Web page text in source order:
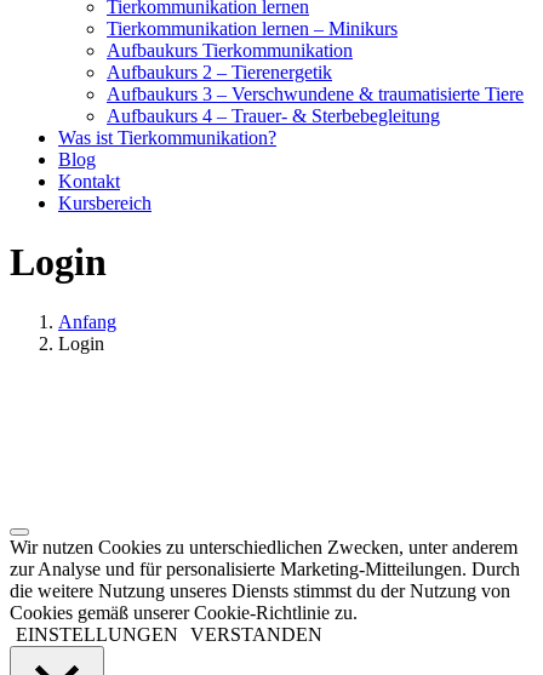
Tierkommunikation lernen
Tierkommunikation lernen – Minikurs
Aufbaukurs Tierkommunikation
Aufbaukurs 2 – Tierenergetik
Aufbaukurs 3 – Verschwundene & traumatisierte Tiere
Aufbaukurs 4 – Trauer- & Sterbebegleitung
Was ist Tierkommunikation?
Blog
Kontakt
Kursbereich
Login
Anfang
Login
Wir nutzen Cookies zu unterschiedlichen Zwecken, unter anderem
zur Analyse und für personalisierte Marketing-Mitteilungen. Durch
die weitere Nutzung unseres Diensts stimmst du der Nutzung von
Cookies gemäß unserer Cookie-Richtlinie zu.
EINSTELLUNGEN
VERSTANDEN